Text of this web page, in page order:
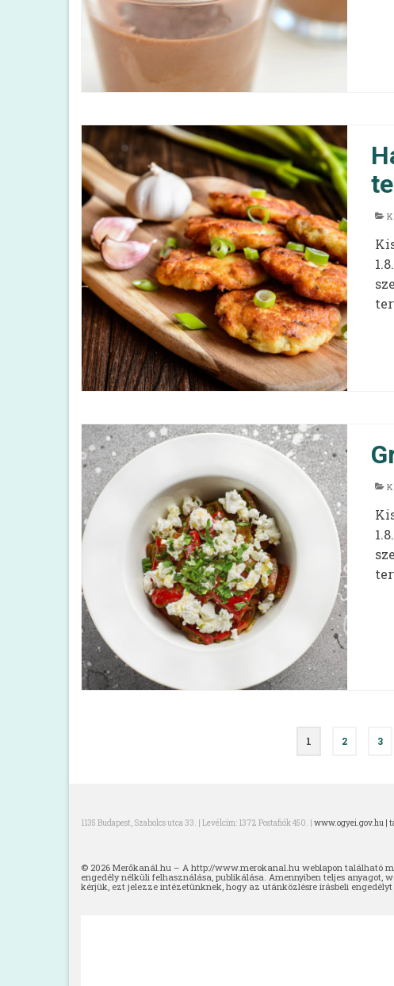
1 2 3
1135 Budapest, Szabolcs utca 33. | Levélcím: 1372 Postafiók 450. | www.ogyei.gov.hu |
© 2026 Merőkanál.hu – A http://www.merokanal.hu weblapon található
engedély nélküli felhasználása, publikálása. Amennyiben teljes
kérjük, ezt jelezze intézetünknek, hogy az utánközlésre írásbeli engedélyt